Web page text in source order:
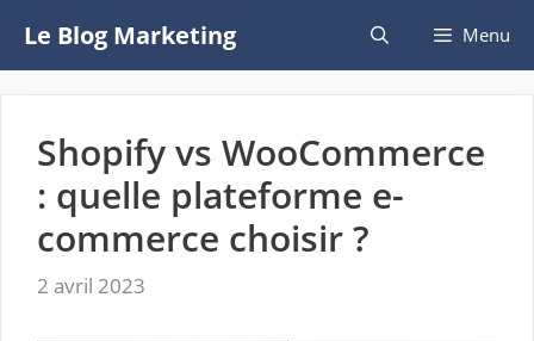
contenu
Le Blog Marketing Menu
Shopify vs WooCommerce
: quelle plateforme e-
commerce choisir ?
2 avril 2023